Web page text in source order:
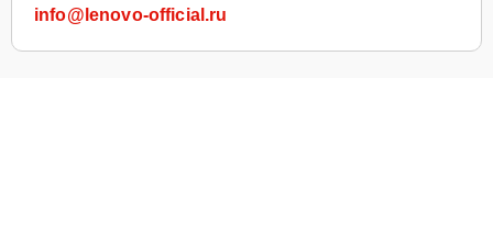
info@lenovo-official.ru